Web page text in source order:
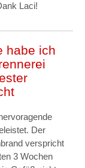
Laci!
habe ich
Der
verspricht
3 Wochen